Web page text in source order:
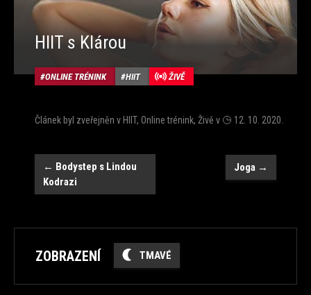
HIIT s Klárou
ONLINE TRÉNINK HIIT ŽIVĚ
Článek byl zveřejněn vHIIT, Online trénink, Živě v 12. 10. 2020
Navigace
← Bodystep s Lindou
Kodrazi
Joga →
ZOBRAZENÍ TMAVÉ